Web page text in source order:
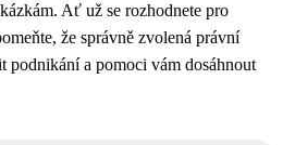
Ať už se rozhodnete pro
že správně zvolená právní
podnikání a pomoci vám dosáhnout